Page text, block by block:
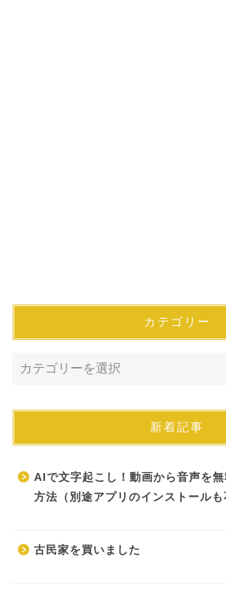
カテゴリー
新着記事
AIで文字起こし！動画から音声を
方法（別途アプリのインストールも
古民家を買いました